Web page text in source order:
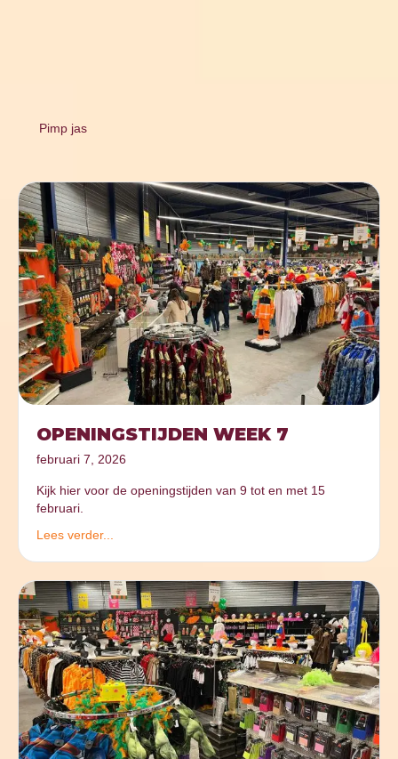
Pimp jas
OPENINGSTIJDEN WEEK 7
februari 7, 2026
Kijk hier voor de openingstijden van 9 tot en met 15
februari.
Lees verder...